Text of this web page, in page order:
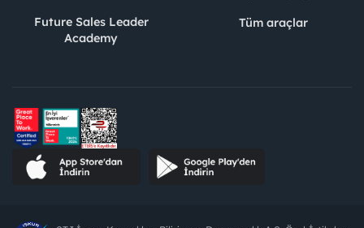
Future Sales Leader
Academy
Tüm araçlar